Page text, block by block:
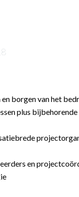
borgen van het
plus
en